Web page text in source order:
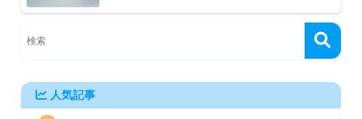
人気記事